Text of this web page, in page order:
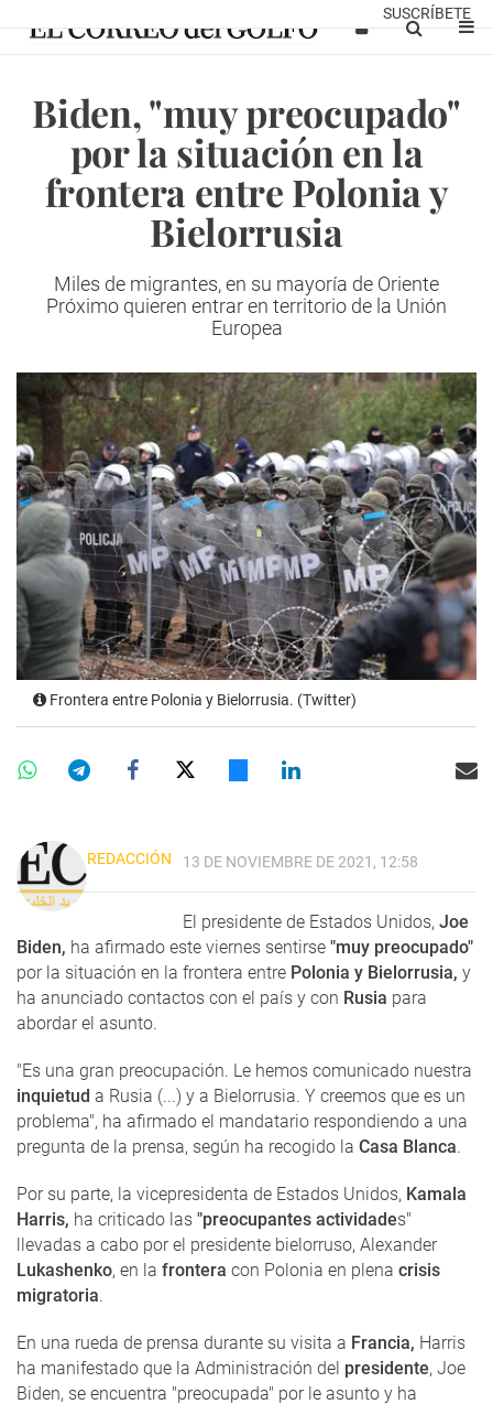
SUSCRÍBETE
Biden, "muy preocupado"
por la situación en la
frontera entre Polonia y
Bielorrusia
Miles de migrantes, en su mayoría de Oriente
Próximo quieren entrar en territorio de la Unión
Europea
Frontera entre Polonia y Bielorrusia. (Twitter)
REDACCIÓN 13 DE NOVIEMBRE DE 2021, 12:58
El presidente de Estados Unidos, Joe
Biden, ha afirmado este viernes sentirse "muy preocupado"
por la situación en la frontera entre Polonia y Bielorrusia, y
ha anunciado contactos con el país y con Rusia para
abordar el asunto.
"Es una gran preocupación. Le hemos comunicado nuestra
inquietud a Rusia (...) y a Bielorrusia. Y creemos que es un
problema", ha afirmado el mandatario respondiendo a una
pregunta de la prensa, según ha recogido la Casa Blanca.
Por su parte, la vicepresidenta de Estados Unidos, Kamala
Harris, ha criticado las "preocupantes actividades"
llevadas a cabo por el presidente bielorruso, Alexander
Lukashenko, en la frontera con Polonia en plena crisis
migratoria.
En una rueda de prensa durante su visita a Francia, Harris
ha manifestado que la Administración del presidente, Joe
Biden, se encuentra "preocupada" por le asunto y ha